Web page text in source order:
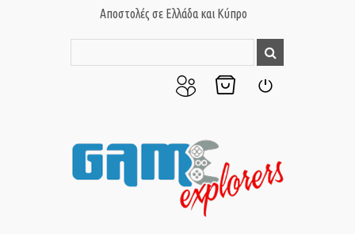
Αποστολές σε Ελλάδα και Κύπρο
μου